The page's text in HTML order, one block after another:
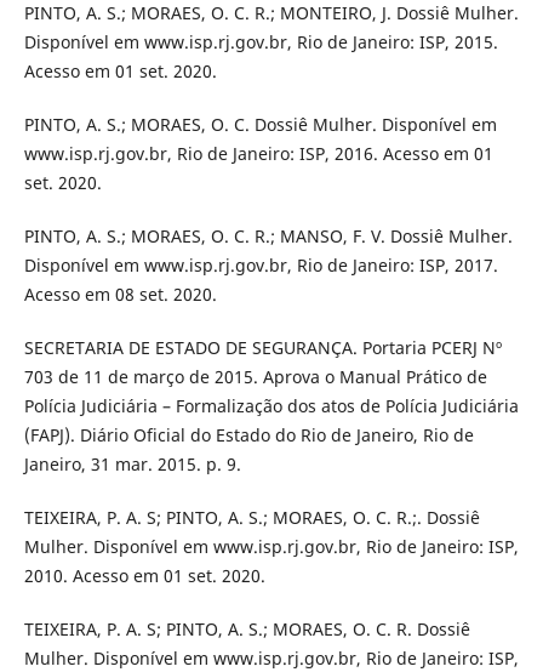
PINTO, A. S.; MORAES, O. C. R.; MONTEIRO, J. Dossiê Mulher.
Disponível em www.isp.rj.gov.br, Rio de Janeiro: ISP, 2015.
Acesso em 01 set. 2020.
PINTO, A. S.; MORAES, O. C. Dossiê Mulher. Disponível em
www.isp.rj.gov.br, Rio de Janeiro: ISP, 2016. Acesso em 01
set. 2020.
PINTO, A. S.; MORAES, O. C. R.; MANSO, F. V. Dossiê Mulher.
Disponível em www.isp.rj.gov.br, Rio de Janeiro: ISP, 2017.
Acesso em 08 set. 2020.
SECRETARIA DE ESTADO DE SEGURANÇA. Portaria PCERJ Nº
703 de 11 de março de 2015. Aprova o Manual Prático de
Polícia Judiciária – Formalização dos atos de Polícia Judiciária
(FAPJ). Diário Oficial do Estado do Rio de Janeiro, Rio de
Janeiro, 31 mar. 2015. p. 9.
TEIXEIRA, P. A. S; PINTO, A. S.; MORAES, O. C. R.;. Dossiê
Mulher. Disponível em www.isp.rj.gov.br, Rio de Janeiro: ISP,
2010. Acesso em 01 set. 2020.
TEIXEIRA, P. A. S; PINTO, A. S.; MORAES, O. C. R. Dossiê
Mulher. Disponível em www.isp.rj.gov.br, Rio de Janeiro: ISP,